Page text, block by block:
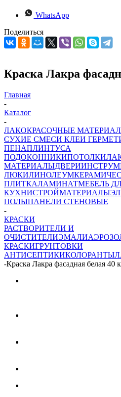
WhatsApp
Поделиться
Краска Лакра
Главная
-
Каталог
-
ЛАКОКРАСОЧНЫЕ
СУХИЕ СМЕСИ КЛЕИ
ПЕНАПЛИНТУСА
ПОДОКОННИКИПОТОЛКИ
МАТЕРИАЛЫДВЕРИ
ЛЮКИЛИНОЛЕУМ
ПЛИТКАЛАМИНАТМЕБЕЛЬ
КУХНИСТРОЙМАТЕРИАЛЫ
ПОЛЫПАНЕЛИ СТЕНОВЫЕ
-
КРАСКИ
РАСТВОРИТЕЛИ И
ОЧИСТИТЕЛИЭМАЛИ
КРАСКИГРУНТОВКИ
АНТИСЕПТИКИКОЛОРАНТЫ
-Краска Лакра фасадная белая 40